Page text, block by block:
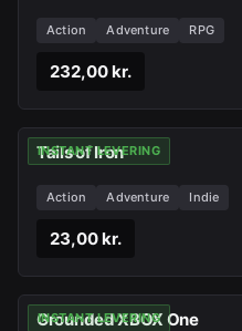
Action Adventure RPG
232,00 kr.
INSTANT LEVERING
Tails of Iron
Action Adventure Indie
23,00 kr.
INSTANT LEVERING
Grounded XBOX One